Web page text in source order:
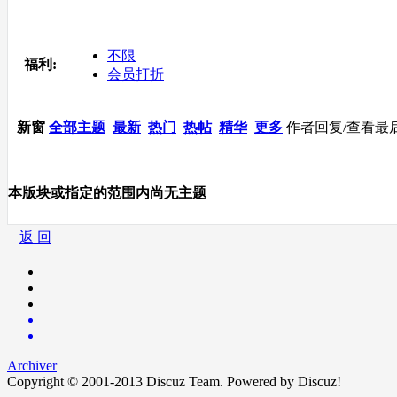
福利:
不限
会员打折
新窗 全部主题 最新 热门 热帖 精华 更多 作者回复/查看最
本版块或指定的范围内尚无主题
返 回
Archiver
Copyright © 2001-2013 Discuz Team. Powered by Discuz!